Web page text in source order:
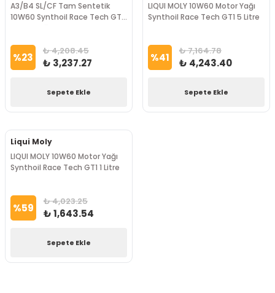
A3/B4 SL/CF Tam Sentetik
10W60 Synthoil Race Tech GT1
%23 ₺ 4,208.45
₺ 3,237.27
Sepete Ekle
LIQUI MOLY 10W60 Motor Yağı
Synthoil Race Tech GT1 5 Litre
%41 ₺ 7,164.78
₺ 4,243.40
Sepete Ekle
Liqui Moly
LIQUI MOLY 10W60 Motor Yağı
Synthoil Race Tech GT1 1 Litre
%59 ₺ 4,023.25
₺ 1,643.54
Sepete Ekle